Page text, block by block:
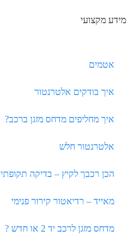
מידע מקצועי
אטמים
איך בודקים אלטרנטור
איך מחליפים מדחס מזגן ברכב?
אלטרנטור חלש
הכן רכבך לקיץ – בדיקה תקופתית
מאייד – רדיאטור קירור פנימי
מדחס מזגן לרכב יד 2 או חדש ?